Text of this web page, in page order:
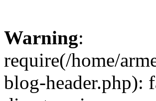
Warning:
require(/home/
blog-header.php):